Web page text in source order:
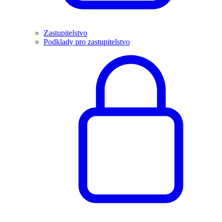
Zastupitelstvo
Podklady pro zastupitelstvo